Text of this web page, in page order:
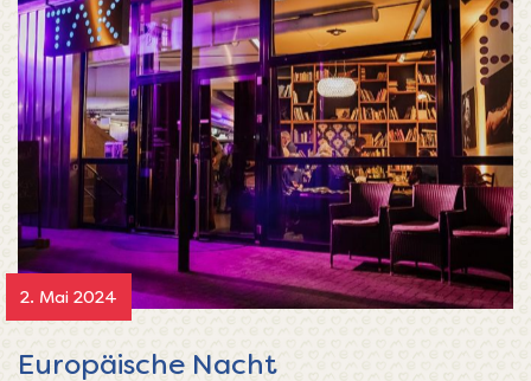
2. Mai 2024
Europäische Nacht